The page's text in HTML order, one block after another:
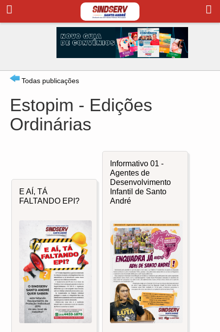
Todas publicações
Estopim - Edições
Ordinárias
E AÍ, TÁ
FALTANDO EPI?
Informativo 01 -
Agentes de
Desenvolvimento
Infantil de Santo
André